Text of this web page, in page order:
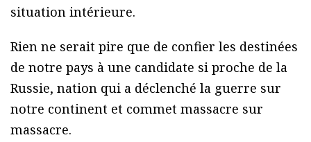
situation intérieure.
Rien ne serait pire que de confier les destinées
de notre pays à une candidate si proche de la
Russie, nation qui a déclenché la guerre sur
notre continent et commet massacre sur
massacre.